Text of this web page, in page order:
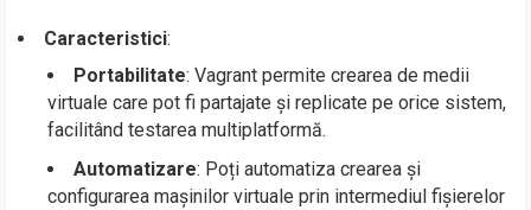
Caracteristici:
Portabilitate: Vagrant permite crearea de medii
virtuale care pot fi partajate și replicate pe orice sistem,
facilitând testarea multiplatformă.
Automatizare: Poți automatiza crearea și
configurarea mașinilor virtuale prin intermediul fișierelor